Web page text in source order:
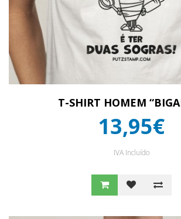
T-SHIRT HOMEM
13,95€
IVA Incluído